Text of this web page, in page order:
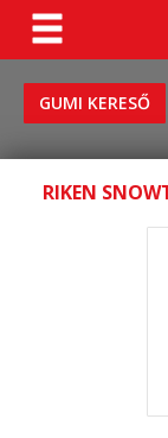
GUMI KERESŐ
RIKEN